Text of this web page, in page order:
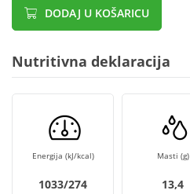
DODAJ U KOŠARICU
Nutritivna deklaracija
Energija (kJ/kcal)
1033/274
Masti (g)
13,4